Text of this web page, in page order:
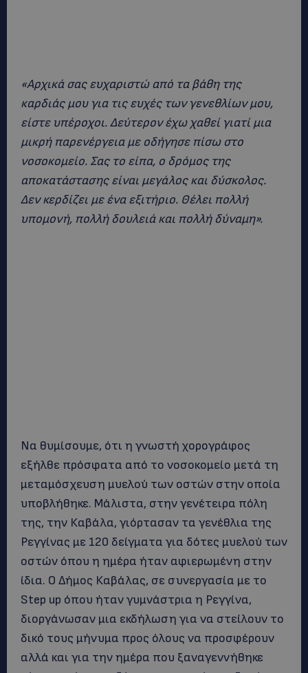
«Αρχικά σας ευχαριστώ από τα βάθη της
καρδιάς μου για τις ευχές των γενεθλίων μου,
είστε υπέροχοι. Δεύτερον έχω χαθεί γιατί μια
μικρή παρενέργεια με οδήγησε πίσω στο
νοσοκομείο. Σας το είπα, ο δρόμος της
αποκατάστασης είναι μεγάλος και δύσκολος.
Δεν κερδίζει με ένα εξιτήριο. Θέλει πολλή
υπομονή, πολλή δουλειά και πολλή δύναμη».
Να θυμίσουμε, ότι η γνωστή χορογράφος
εξήλθε πρόσφατα από το νοσοκομείο μετά τη
μεταμόσχευση μυελού των οστών στην οποία
υποβλήθηκε. Μάλιστα, στην γενέτειρα πόλη
της, την Καβάλα, γιόρτασαν τα γενέθλια της
Ρεγγίνας με 120 δείγματα για δότες μυελού των
οστών όπου η ημέρα ήταν αφιερωμένη στην
ίδια. Ο Δήμος Καβάλας, σε συνεργασία με το
Step up όπου ήταν γυμνάστρια η Ρεγγίνα,
διοργάνωσαν μια εκδήλωση για να στείλουν το
δικό τους μήνυμα προς όλους να προσφέρουν
αλλά και για την ημέρα που ξαναγεννήθηκε